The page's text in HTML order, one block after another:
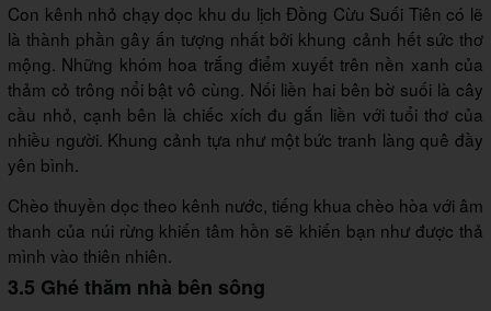
Con kênh nhỏ chạy dọc khu du lịch Đồng Cừu Suối Tiên có lẽ
là thành phần gây ấn tượng nhất bởi khung cảnh hết sức thơ
mộng. Những khóm hoa trắng điểm xuyết trên nền xanh của
thảm cỏ trông nổi bật vô cùng. Nối liền hai bên bờ suối là cây
cầu nhỏ, cạnh bên là chiếc xích đu gắn liền với tuổi thơ của
nhiều người. Khung cảnh tựa như một bức tranh làng quê đầy
yên bình.
Chèo thuyền dọc theo kênh nước, tiếng khua chèo hòa với âm
thanh của núi rừng khiến tâm hồn sẽ khiến bạn như được thả
mình vào thiên nhiên.
3.5 Ghé thăm nhà bên sông